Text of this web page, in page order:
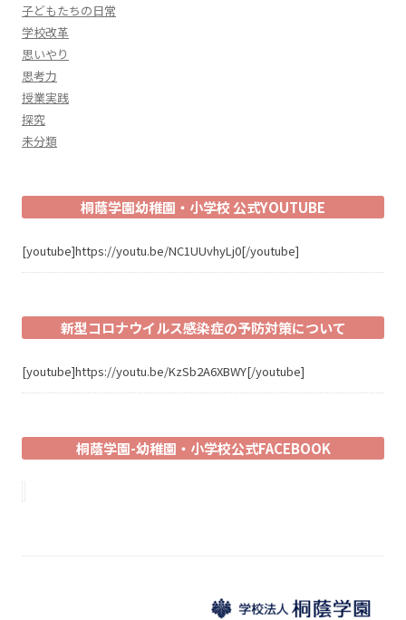
子どもたちの日常
学校改革
思いやり
思考力
授業実践
探究
未分類
桐蔭学園幼稚園・小学校 公式YOUTUBE
[youtube]https://youtu.be/NC1UUvhyLj0[/youtube]
新型コロナウイルス感染症の予防対策について
[youtube]https://youtu.be/KzSb2A6XBWY[/youtube]
桐蔭学園-幼稚園・小学校公式FACEBOOK